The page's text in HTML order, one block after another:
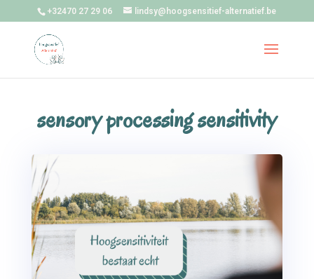
+32470 27 29 06 lindsy@hoogsensitief-alternatief.be
sensory processing sensitivity